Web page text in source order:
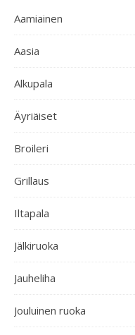
Aamiainen
Aasia
Alkupala
Äyriäiset
Broileri
Grillaus
Iltapala
Jälkiruoka
Jauheliha
Jouluinen ruoka